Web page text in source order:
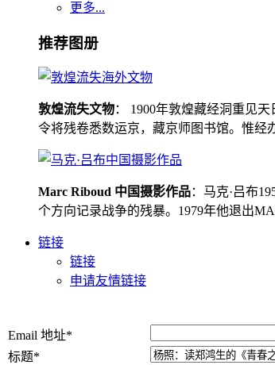
更多...
推荐图册
敦煌流失文物： 1900年敦煌藏经洞重见
令将残卷悉数运京，藏京师图书馆。惟经
Marc Riboud 中国摄影作品：马克·吕布
个方向记录战争的残暴。1979年他退出
链接
链接
申请友情链接
Email 地址*
标题*